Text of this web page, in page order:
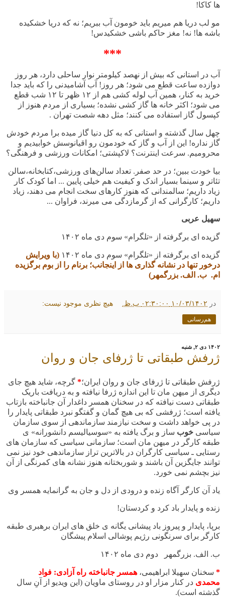
ها کاکا!
مو لب دریا هم میریم باید خومون آب ببریم؛ نه که دریا خشکیده
باشه ها! نه! مغز حاکم باشی خشکیدس!
***
آب در استانی که بیش از نهصد کیلومتر نوار ساحلی دارد، هر روز
دوازده ساعت قطع می شود؛ هر روز ! آب آشامیدنی را که باید جدا
خرید به کنار، همین آب لوله کشی هم از ۱۲ ظهر تا ۱۲ شب قطع
می شود؛ اکثر خانه ها گاز کشی نشده؛ بسیاری از مردم هنوز از
کپسول گاز استفاده می کنند؛ مثل دهه شصت تهران .
چهل سال گذشته و استانی که به کل دنیا گاز میده برا مردم خودش
گاز نداره! این از آب و گاز که خودمون رو اقیانوسش خوابیدیم و
محرومیم. سرعت اینترنت؟ لاکپشتی؛ امکانات ورزشی و فرهنگی؟
بیا خودت ببین؛ در حد صفر. تعداد سالن‌های ورزشی،کتابخانه،سالن
تئاتر و سینما بسیار اندک و کیفیت هم خیلی پایین ... اما کودک کار
زیاد داریم؛ سالمندانی که هنوز کارهای سخت انجام می دهند، زیاد
داریم؛ کارگرانی که از گرمازدگی می میرند، فراوان ...
سهیل عربی
گزیده ای برگرفته از «تلگرام» سوم دی ماه ۱۴۰۲
گزیده ای برگرفته از «تلگرام» سوم دی ماه ۱۴۰۲ (با ویرایش
درخور تنها در نشانه گذاری ها از اینجانب؛ برنام را از بوم برگزیده
ام. ب. الف. بزرگمهر )
در ۱۰/۰۳/۱۴۰۲ ۰۲:۳۰:۰۰ ب.ظ. هیچ نظری موجود نیست:
هم‌رسانی
۱۴۰۲ دی ۲, شنبه
ژرفش طبقاتی تا ژرفای جان و روان
ژرفش طبقاتی تا ژرفای جان و روان ایران؛* گرچه، شاید هیچ جای
دیگری از میهن مان تا این اندازه ژرفا نیافته و به دریافت باریک
طبقاتی دست نیافته که در سخنان همسر داغدار آن جانباخته بازتاب
یافته است؛ ژرفشی که بی هیچ گمان و گفتگو نبرد طبقاتی پایدار را
در پی خواهد داشت و سخت نیازمند سازماندهی از سوی سازمان
سیاسی خوب ساز و برگ یافته به «سوسیالیسم دانشورانه» ی
طبقه کارگر در میهن مان است؛ سازمانی سیاسی که سازمان های
رستایی ـ سیاسی کارگران در بالاترین تراز سازماندهی خود نیز نمی
توانند جایگزین آن باشند و شوربختانه هنوز نشانه های کمرنگی از آن
نیز بچشم نمی خورد.
یاد آن کارگر آگاه زنده و درودی از دل و جان به گرانمایه همسر وی
زنده و پایدار باد کرد و کردستان!
برپا، پایدار و پیروز باد پیشانی یگانه ی خلق های ایران برهبری طبقه
کارگر برای سرنگونی رژیم پوشالی اسلام پیشگان
ب. الف. بزرگمهر دوم دی ماه ۱۴۰۲
* سخنان سهیلا ابراهیمی، همسر جانباخته راه آزادی: فواد
محمدی در کنار مزار او در روستای ماویان (این ویدیو از آنِ سال
گذشته است).